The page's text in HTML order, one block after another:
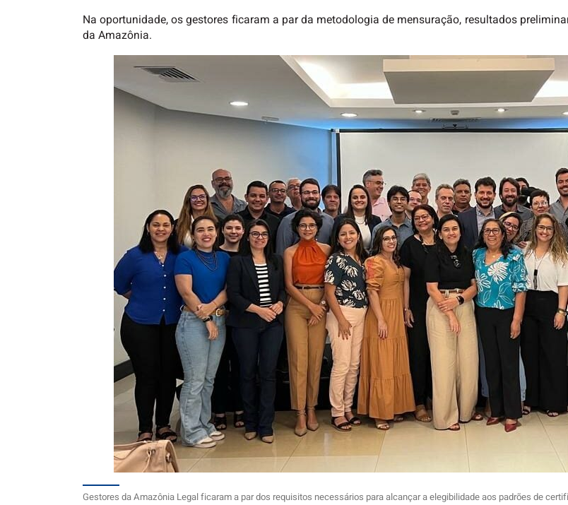
Na oportunidade, os gestores ficaram a par da metodologia de mensuração, resultados
da Amazônia.
Gestores da Amazônia Legal ficaram a par dos requisitos necessários para alcançar a elegibilidade aos padrões de